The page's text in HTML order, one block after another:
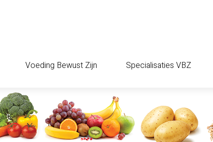
Voeding Bewust Zijn Specialisaties VBZ